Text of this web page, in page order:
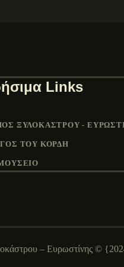
Links
ΞΥΛΟΚΆΣΤΡΟΥ -
ΤΟΥ ΚΟΡΔΉ
– Ευρωστίνης ©